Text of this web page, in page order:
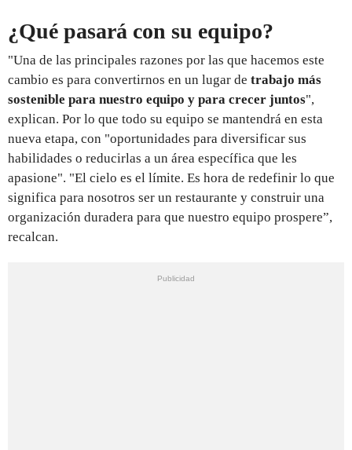
¿Qué pasará con su equipo?
"Una de las principales razones por las que hacemos este
cambio es para convertirnos en un lugar de trabajo más
sostenible para nuestro equipo y para crecer juntos",
explican. Por lo que todo su equipo se mantendrá en esta
nueva etapa, con "oportunidades para diversificar sus
habilidades o reducirlas a un área específica que les
apasione". "El cielo es el límite. Es hora de redefinir lo que
significa para nosotros ser un restaurante y construir una
organización duradera para que nuestro equipo prospere”,
recalcan.